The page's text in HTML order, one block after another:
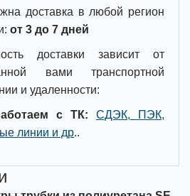
доставка в любой регион
от 3 до 7 дней
доставки зависит от
вами транспортной
и удаленности:
с ТК:
СДЭК, ПЭК,
линии и др..